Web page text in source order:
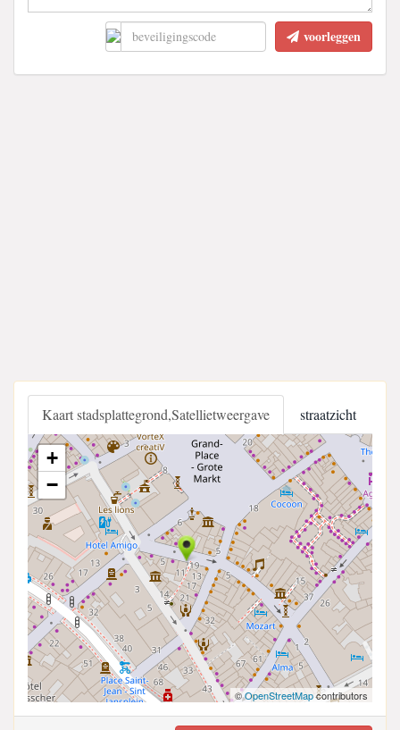
voorleggen
Kaart stadsplattegrond,Satellietweergave straatzicht
+
−
©OpenStreetMapcontributors